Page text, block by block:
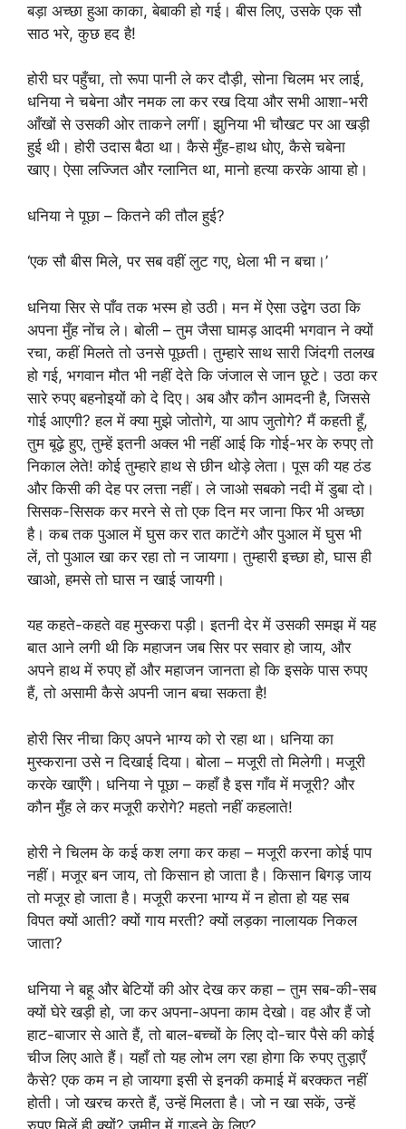
बड़ा अच्छा हुआ काका, बेबाकी हो गई। बीस लिए, उसके एक सौ
साठ भरे, कुछ हद है!
होरी घर पहुँचा, तो रूपा पानी ले कर दौड़ी, सोना चिलम भर लाई,
धनिया ने चबेना और नमक ला कर रख दिया और सभी आशा-भरी
आँखों से उसकी ओर ताकने लगीं। झुनिया भी चौखट पर आ खड़ी
हुई थी। होरी उदास बैठा था। कैसे मुँह-हाथ धोए, कैसे चबेना
खाए। ऐसा लज्जित और ग्लानित था, मानो हत्या करके आया हो।
धनिया ने पूछा – कितने की तौल हुई?
‘एक सौ बीस मिले, पर सब वहीं लुट गए, धेला भी न बचा।’
धनिया सिर से पाँव तक भस्म हो उठी। मन में ऐसा उद्वेग उठा कि
अपना मुँह नोंच ले। बोली – तुम जैसा घामड़ आदमी भगवान ने क्यों
रचा, कहीं मिलते तो उनसे पूछती। तुम्हारे साथ सारी जिंदगी तलख
हो गई, भगवान मौत भी नहीं देते कि जंजाल से जान छूटे। उठा कर
सारे रुपए बहनोइयों को दे दिए। अब और कौन आमदनी है, जिससे
गोई आएगी? हल में क्या मुझे जोतोगे, या आप जुतोगे? मैं कहती हूँ,
तुम बूढ़े हुए, तुम्हें इतनी अक्ल भी नहीं आई कि गोई-भर के रुपए तो
निकाल लेते! कोई तुम्हारे हाथ से छीन थोड़े लेता। पूस की यह ठंड
और किसी की देह पर लत्ता नहीं। ले जाओ सबको नदी में डुबा दो।
सिसक-सिसक कर मरने से तो एक दिन मर जाना फिर भी अच्छा
है। कब तक पुआल में घुस कर रात काटेंगे और पुआल में घुस भी
लें, तो पुआल खा कर रहा तो न जायगा। तुम्हारी इच्छा हो, घास ही
खाओ, हमसे तो घास न खाई जायगी।
यह कहते-कहते वह मुस्करा पड़ी। इतनी देर में उसकी समझ में यह
बात आने लगी थी कि महाजन जब सिर पर सवार हो जाय, और
अपने हाथ में रुपए हों और महाजन जानता हो कि इसके पास रुपए
हैं, तो असामी कैसे अपनी जान बचा सकता है!
होरी सिर नीचा किए अपने भाग्य को रो रहा था। धनिया का
मुस्कराना उसे न दिखाई दिया। बोला – मजूरी तो मिलेगी। मजूरी
करके खाएँगे। धनिया ने पूछा – कहाँ है इस गाँव में मजूरी? और
कौन मुँह ले कर मजूरी करोगे? महतो नहीं कहलाते!
होरी ने चिलम के कई कश लगा कर कहा – मजूरी करना कोई पाप
नहीं। मजूर बन जाय, तो किसान हो जाता है। किसान बिगड़ जाय
तो मजूर हो जाता है। मजूरी करना भाग्य में न होता हो यह सब
विपत क्यों आती? क्यों गाय मरती? क्यों लड़का नालायक निकल
जाता?
धनिया ने बहू और बेटियों की ओर देख कर कहा – तुम सब-की-सब
क्यों घेरे खड़ी हो, जा कर अपना-अपना काम देखो। वह और हैं जो
हाट-बाजार से आते हैं, तो बाल-बच्चों के लिए दो-चार पैसे की कोई
चीज लिए आते हैं। यहाँ तो यह लोभ लग रहा होगा कि रुपए तुड़ाएँ
कैसे? एक कम न हो जायगा इसी से इनकी कमाई में बरक्कत नहीं
होती। जो खरच करते हैं, उन्हें मिलता है। जो न खा सकें, उन्हें
रुपए मिलें ही क्यों? जमीन में गाड़ने के लिए?